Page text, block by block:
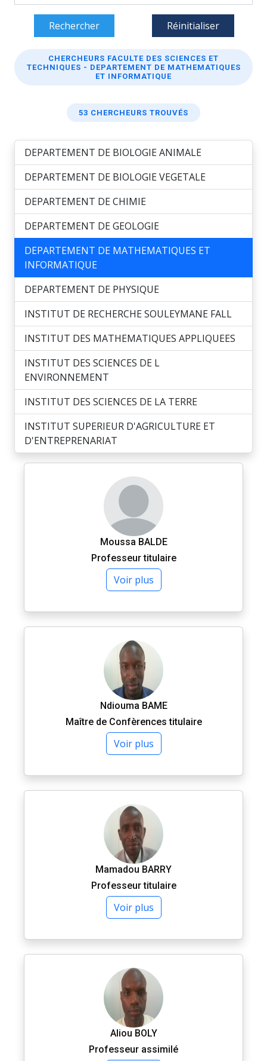
Rechercher Réinitialiser
CHERCHEURS FACULTE DES SCIENCES ET
TECHNIQUES - DEPARTEMENT DE MATHEMATIQUES
ET INFORMATIQUE
53 CHERCHEURS TROUVÉS
DEPARTEMENT DE BIOLOGIE ANIMALE
DEPARTEMENT DE BIOLOGIE VEGETALE
DEPARTEMENT DE CHIMIE
DEPARTEMENT DE GEOLOGIE
DEPARTEMENT DE MATHEMATIQUES ET
INFORMATIQUE
DEPARTEMENT DE PHYSIQUE
INSTITUT DE RECHERCHE SOULEYMANE FALL
INSTITUT DES MATHEMATIQUES APPLIQUEES
INSTITUT DES SCIENCES DE L
ENVIRONNEMENT
INSTITUT DES SCIENCES DE LA TERRE
INSTITUT SUPERIEUR D'AGRICULTURE ET
D'ENTREPRENARIAT
Moussa BALDE
Professeur titulaire
Voir plus
Ndiouma BAME
Maître de Confèrences titulaire
Voir plus
Mamadou BARRY
Professeur titulaire
Voir plus
Aliou BOLY
Professeur assimilé